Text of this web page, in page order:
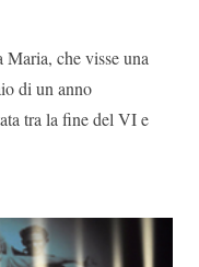
che visse una
di un anno
tra la fine del VI e